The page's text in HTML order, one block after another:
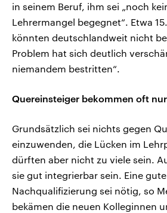
in seinem Beruf, ihm sei „noch
Lehrermangel begegnet“. Etwa
könnten deutschlandweit nicht
Problem hat sich deutlich
niemandem bestritten“.
Quereinsteiger bekommen oft
Grundsätzlich sei nichts gegen
einzuwenden, die Lücken im
dürften aber nicht zu viele sein.
sie gut integrierbar sein. Eine
Nachqualifizierung sei nötig, so
bekämen die neuen Kolleginnen